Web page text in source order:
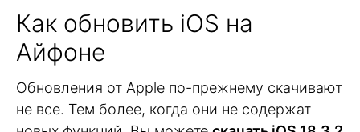
Как обновить iOS на
Айфоне
Обновления от Apple по-прежнему скачивают
не все. Тем более, когда они не содержат